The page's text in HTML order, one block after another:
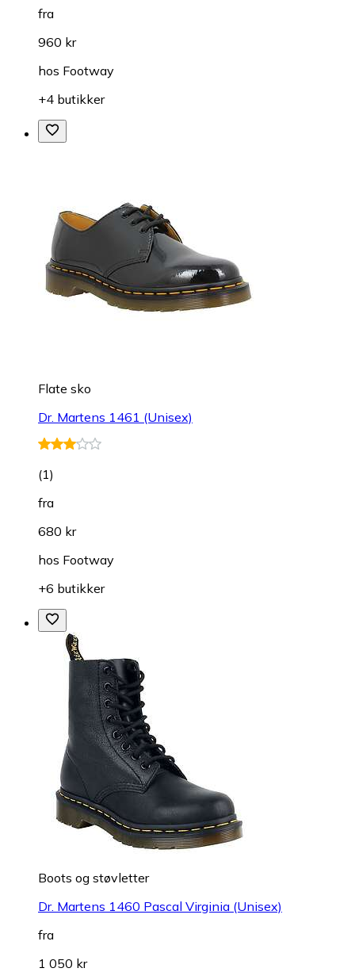
fra
960 kr
hos Footway
+4 butikker
Flate sko
Dr. Martens 1461 (Unisex)
(1)
fra
680 kr
hos Footway
+6 butikker
Boots og støvletter
Dr. Martens 1460 Pascal Virginia (Unisex)
fra
1 050 kr